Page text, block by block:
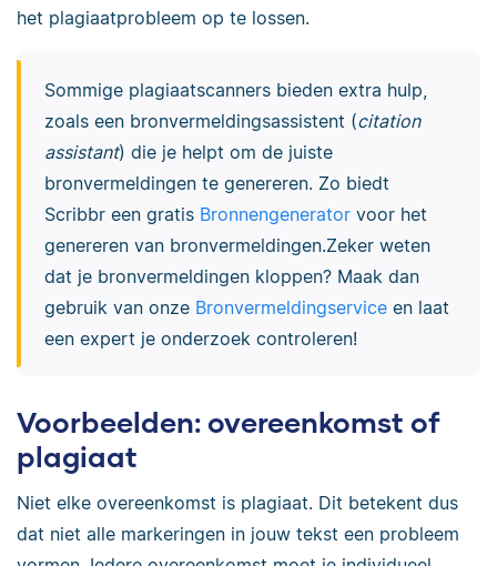
het plagiaatprobleem op te lossen.
Sommige plagiaatscanners bieden extra hulp,
zoals een bronvermeldingsassistent (citation
assistant) die je helpt om de juiste
bronvermeldingen te genereren. Zo biedt
Scribbr een gratis Bronnengeneratorvoor het
genereren van bronvermeldingen.Zeker weten
dat je bronvermeldingen kloppen? Maak dan
gebruik van onze Bronvermeldingserviceen laat
een expert je onderzoek controleren!
Voorbeelden: overeenkomst of
plagiaat
Niet elke overeenkomst is plagiaat. Dit betekent dus
dat niet alle markeringen in jouw tekst een probleem